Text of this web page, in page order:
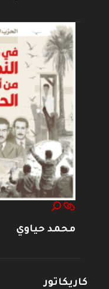
محمد حياوي
كاريكاتور